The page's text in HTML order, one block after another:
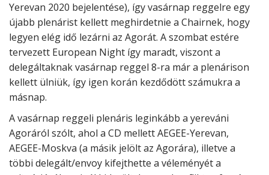
Yerevan 2020 bejelentése), így vasárnap reggelre egy
újabb plenárist kellett meghirdetnie a Chairnek, hogy
legyen elég idő lezárni az Agorát. A szombat estére
tervezett European Night így maradt, viszont a
delegáltaknak vasárnap reggel 8-ra már a plenárison
kellett ülniük, így igen korán kezdődött számukra a
másnap.
A vasárnap reggeli plenáris leginkább a yereváni
Agoráról szólt, ahol a CD mellett AEGEE-Yerevan,
AEGEE-Moskva (a másik jelölt az Agorára), illetve a
többi delegált/envoy kifejthette a véleményét a